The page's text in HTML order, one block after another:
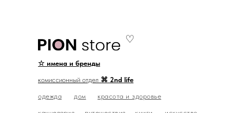
♡
комиссионный отдел ⌘ 2nd life
☆ имена и бренды
одежда
красота и здоровье
дом